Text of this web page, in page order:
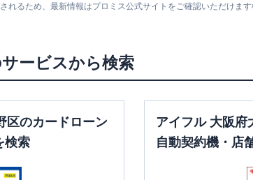
れるため、最新情報はプロミス公式サイトをご確認いただけます
ービスから検索
区のカードローン
検索
アイフル 大阪府
自動契約機・店